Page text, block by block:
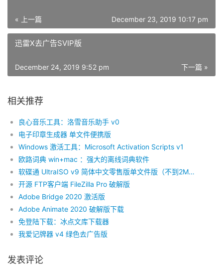
« 上一篇 December 23, 2019 10:17 pm
迅雷X去广告SVIP版
下一篇 »
December 24, 2019 9:52 pm
相关推荐
良心音乐工具：洛雪音乐助手 v0
电子印章生成器 单文件便携版
Windows 激活工具：Microsoft Activation Scripts v1
欧路词典 win+mac ：强大的离线词典软件
软碟通 UltraISO v9 简体中文零售版单文件版（不到2M大小）
开源 FTP客户端 FileZilla Pro 破解版
Adobe Bridge 2020 激活版
Adobe Animate 2020 破解版下载
免登陆下载：冰点文库下载器
我爱记牌器 v4 绿色去广告版
发表评论